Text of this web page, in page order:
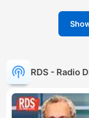
RDS - Radio